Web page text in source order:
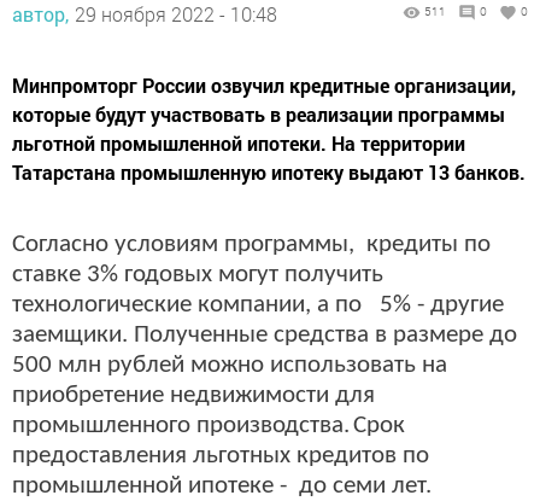
автор, 29 ноября 2022 - 10:48 511 0 0
Минпромторг России озвучил кредитные организации,
которые будут участвовать в реализации программы
льготной промышленной ипотеки. На территории
Татарстана промышленную ипотеку выдают 13 банков.
Согласно условиям программы, кредиты по
ставке 3% годовых могут получить
технологические компании, а по 5% - другие
заемщики. Полученные средства в размере до
500 млн рублей можно использовать на
приобретение недвижимости для
промышленного производства.Срок
предоставления льготных кредитов по
промышленной ипотеке - до семи лет.